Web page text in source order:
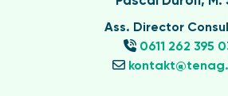
Ass. Director
0611 262 395